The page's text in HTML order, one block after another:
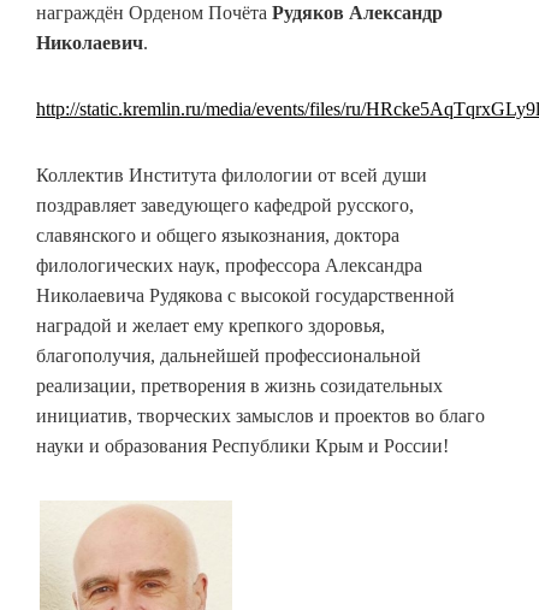
награждён Орденом Почёта Рудяков Александр
Николаевич.
http://static.kremlin.ru/media/events/files/ru/
Коллектив Института филологии от всей души
поздравляет заведующего кафедрой русского,
славянского и общего языкознания, доктора
филологических наук, профессора Александра
Николаевича Рудякова с высокой государственной
наградой и желает ему крепкого здоровья,
благополучия, дальнейшей профессиональной
реализации, претворения в жизнь созидательных
инициатив, творческих замыслов и проектов во благо
науки и образования Республики Крым и России!